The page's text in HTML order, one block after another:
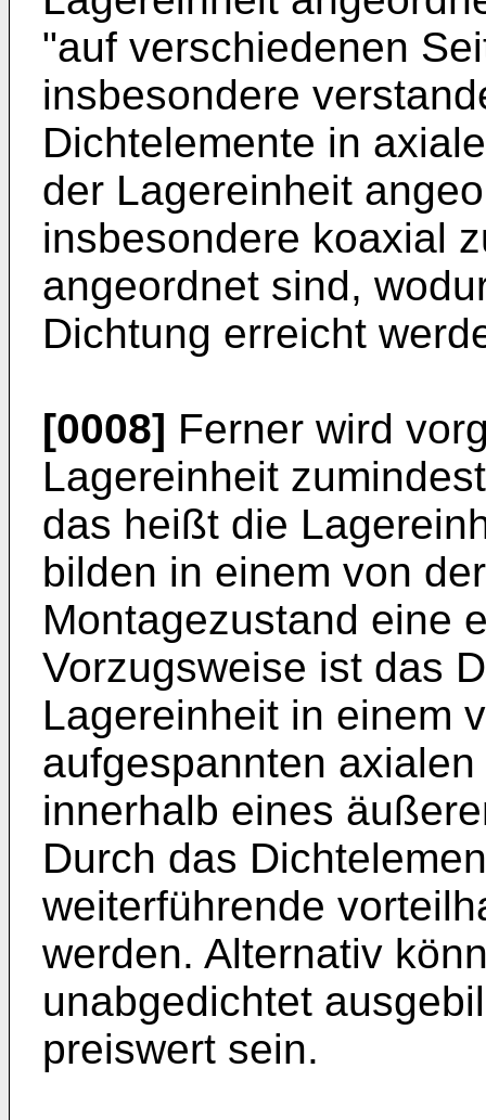
"auf verschiedenen
insbesondere
Dichtelemente in
der Lagereinheit
insbesondere koaxial
angeordnet sind,
Dichtung erreicht
[0008] Ferner wird
Lagereinheit
das heißt die
bilden in einem von
Montagezustand eine
Vorzugsweise ist das
Lagereinheit in einem
aufgespannten
innerhalb eines
Durch das
weiterführende
werden. Alternativ
unabgedichtet
preiswert sein.